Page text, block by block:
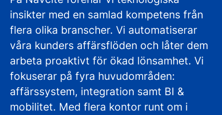
insikter med en samlad kompetens från
flera olika branscher. Vi automatiserar
våra kunders affärsflöden och låter dem
arbeta proaktivt för ökad lönsamhet. Vi
fokuserar på fyra huvudområden:
affärssystem, integration samt BI &
mobilitet. Med flera kontor runt om i